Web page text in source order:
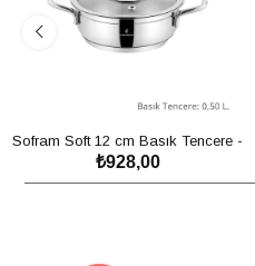
Sofram Soft 12 cm Basık Tencere -
0,50 Litre
₺928,00
SEPETE EKLE